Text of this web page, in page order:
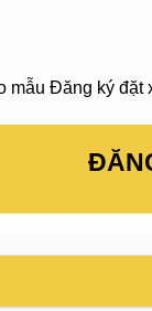
mẫu Đăng ký